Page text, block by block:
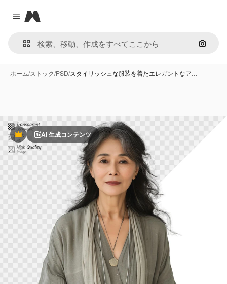
Close menu
Magnific
画像で
ホーム/ストック/PSD/スタイリッシュな服装を着たエレガントなア…
PremiumAI 生成コンテンツ